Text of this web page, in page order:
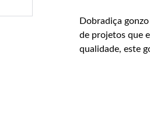
Dobradiça
de projetos que
qualidade, este